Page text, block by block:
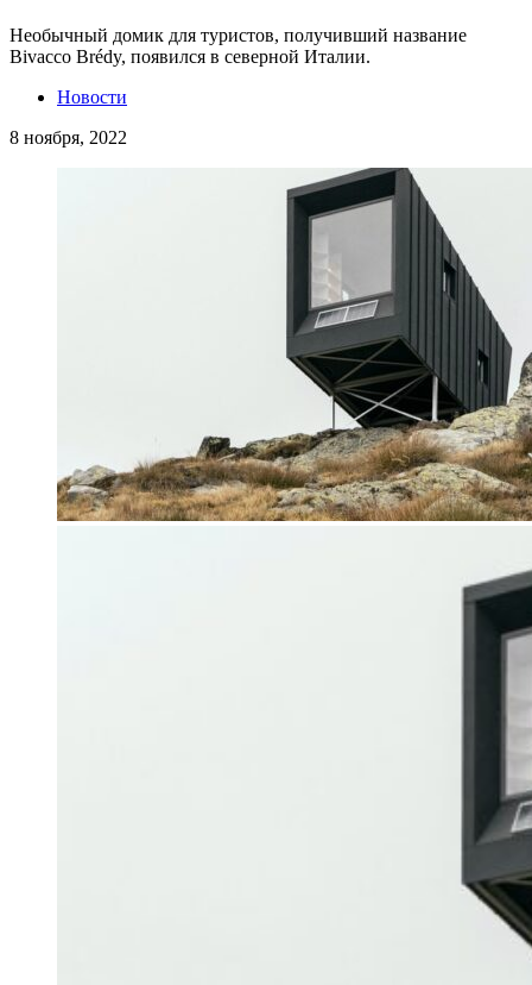
Необычный домик для туристов, получивший название
Bivacco Brédy, появился в северной Италии.
Новости
8 ноября, 2022